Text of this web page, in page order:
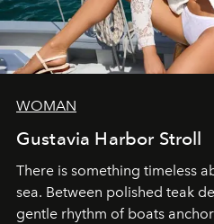
WOMAN
Gustavia Harbor Stroll
There is something timeless
sea. Between polished teak
gentle rhythm of boats